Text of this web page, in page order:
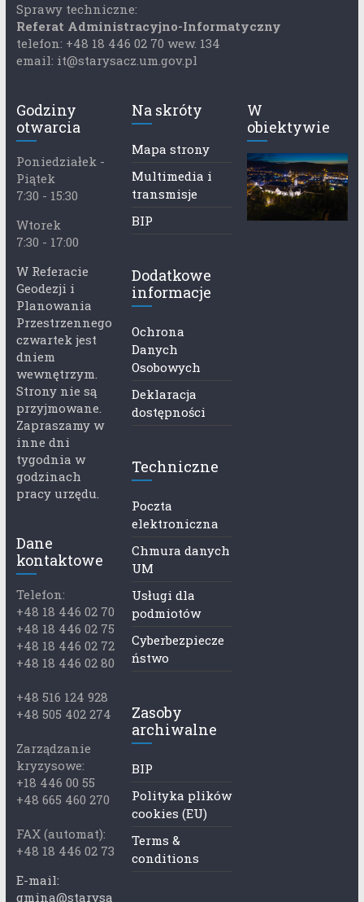
Sprawy techniczne:
Referat Administracyjno-Informatyczny
telefon: +48 18 446 02 70 wew. 134
email: it@starysacz.um.gov.pl
Godziny
otwarcia
Poniedziałek -
Piątek
7:30 - 15:30
Wtorek
7:30 - 17:00
W Referacie
Geodezji i
Planowania
Przestrzennego
czwartek jest
dniem
wewnętrzym.
Strony nie są
przyjmowane.
Zapraszamy w
inne dni
tygodnia w
godzinach
pracy urzędu.
Dane
kontaktowe
Telefon:
+48 18 446 02 70
+48 18 446 02 75
+48 18 446 02 72
+48 18 446 02 80
+48 516 124 928
+48 505 402 274
Zarządzanie
kryzysowe:
+18 446 00 55
+48 665 460 270
FAX (automat):
+48 18 446 02 73
E-mail:
gmina@starysa
Na skróty
Mapa strony
Multimedia i
transmisje
BIP
Dodatkowe
informacje
Ochrona
Danych
Osobowych
Deklaracja
dostępności
Techniczne
Poczta
elektroniczna
Chmura danych
UM
Usługi dla
podmiotów
Cyberbezpiecze
ństwo
Zasoby
archiwalne
BIP
Polityka plików
cookies (EU)
Terms &
conditions
W
obiektywie